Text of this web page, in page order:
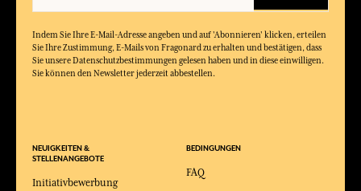
Indem Sie Ihre E-Mail-Adresse angeben und auf 'Abonnieren' klicken, erteilen
Sie Ihre Zustimmung, E-Mails von Fragonard zu erhalten und bestätigen, dass
Sie unsere Datenschutzbestimmungen gelesen haben und in diese einwilligen.
Sie können den Newsletter jederzeit abbestellen.
BEDINGUNGEN
FAQ
NEUIGKEITEN &
STELLENANGEBOTE
Initiativbewerbung